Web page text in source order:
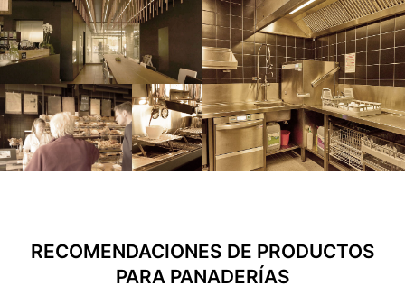
RECOMENDACIONES DE PRODUCTOS
PARA PANADERÍAS